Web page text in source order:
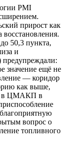
PMI
прирост как
50,3 пункта,
и
значение ещё не
— коридор
как выше,
в ЦМАКП в
вопрос о
топливного